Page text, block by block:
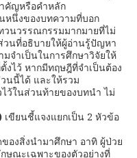
คัญหรือคำหลัก
หนึ่งของบทความที่บอก
วนวรรณกรรมมากมายที่ไม่
วนที่อธิบายให้ผู้อ่านรู้ปัญหา
จำเป็นในการศึกษาวิจัยให้
ไว้ หากมีทฤษฎีที่จำเป็นต้อง
นนี้ได้ และให้รวม
ว้ในส่วนท้ายของบทนำ ไม่
เขียนชี้แจงแยกเป็น 2 หัวข้อ
องสิ่งนำมาศึกษา อาทิ ผู้ป่วย
ษณะเฉพาะของตัวอย่างที่